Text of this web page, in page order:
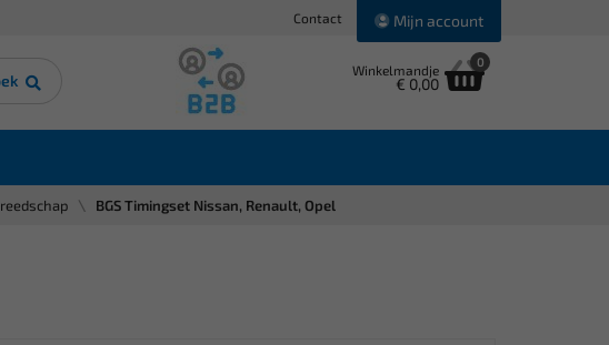
Contact Mijn account
Winkelmandje
€ 0,00
0
BGS Timingset Nissan, Renault, Opel